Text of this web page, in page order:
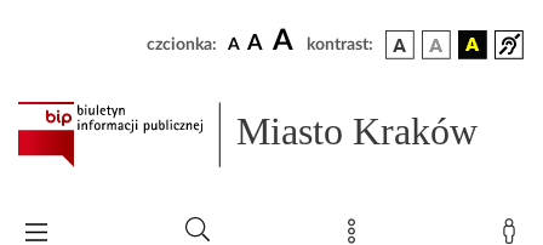
czcionka: A A A kontrast:
Miasto Kraków